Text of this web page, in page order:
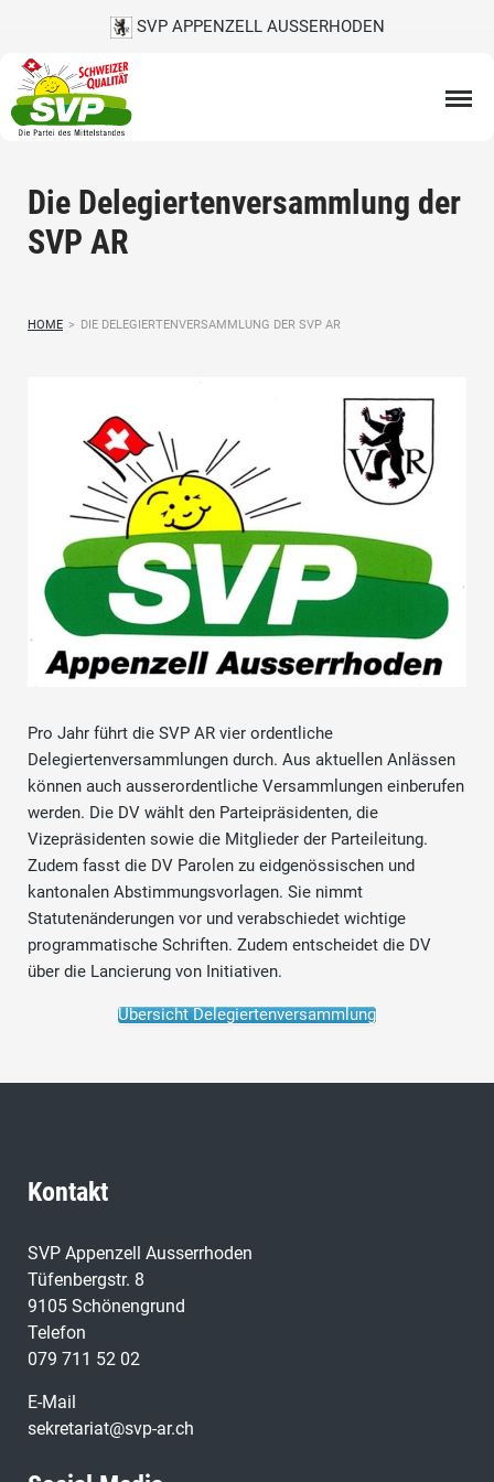
SVP APPENZELL AUSSERHODEN
Die Delegiertenversammlung der
SVP AR
HOME > DIE DELEGIERTENVERSAMMLUNG DER SVP AR
Pro Jahr führt die SVP AR vier ordentliche
Delegiertenversammlungen durch. Aus aktuellen Anlässen
können auch ausserordentliche Versammlungen einberufen
werden. Die DV wählt den Parteipräsidenten, die
Vizepräsidenten sowie die Mitglieder der Parteileitung.
Zudem fasst die DV Parolen zu eidgenössischen und
kantonalen Abstimmungsvorlagen. Sie nimmt
Statutenänderungen vor und verabschiedet wichtige
programmatische Schriften. Zudem entscheidet die DV
über die Lancierung von Initiativen.
Übersicht Delegiertenversammlung
Kontakt
SVP Appenzell Ausserrhoden
Tüfenbergstr. 8
9105 Schönengrund
Telefon
079 711 52 02
E-Mail
sekretariat@svp-ar.ch